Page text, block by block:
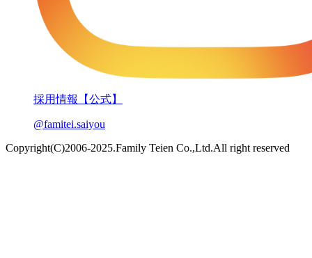
採用情報【公式】
@famitei.saiyou
Copyright(C)2006-2025.Family Teien Co.,Ltd.All right reserved